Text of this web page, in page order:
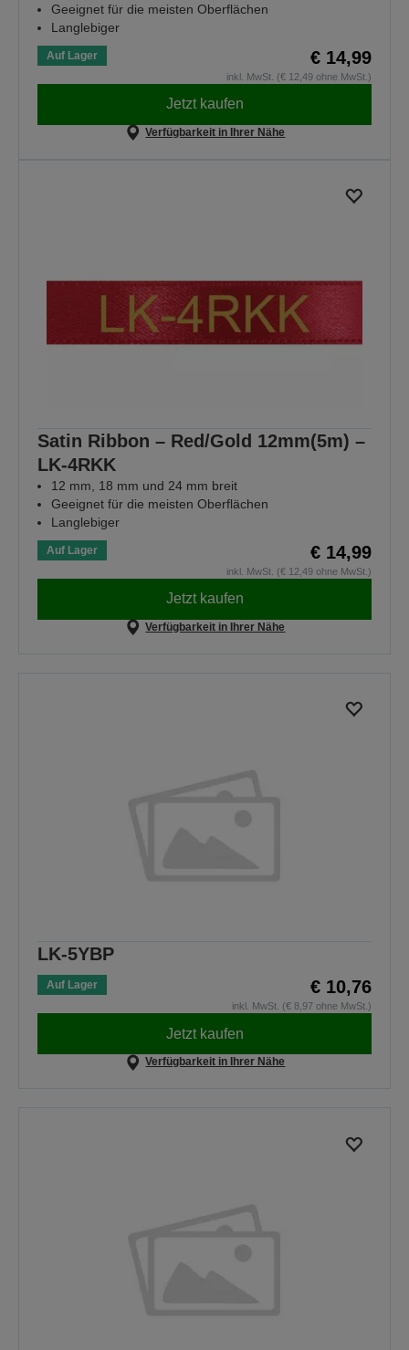
Geeignet für die meisten Oberflächen
Langlebiger
Auf Lager € 14,99
inkl. MwSt. (€ 12,49 ohne MwSt.)
Jetzt kaufen
Verfügbarkeit in Ihrer Nähe
Satin Ribbon – Red/Gold 12mm(5m) –
LK-4RKK
12 mm, 18 mm und 24 mm breit
Geeignet für die meisten Oberflächen
Langlebiger
Auf Lager € 14,99
inkl. MwSt. (€ 12,49 ohne MwSt.)
Jetzt kaufen
Verfügbarkeit in Ihrer Nähe
LK-5YBP
Auf Lager € 10,76
inkl. MwSt. (€ 8,97 ohne MwSt.)
Jetzt kaufen
Verfügbarkeit in Ihrer Nähe